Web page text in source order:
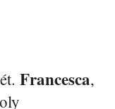
Francesca,